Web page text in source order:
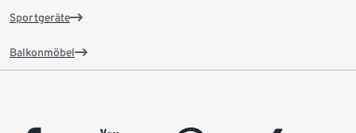
Sportgeräte
Balkonmöbel